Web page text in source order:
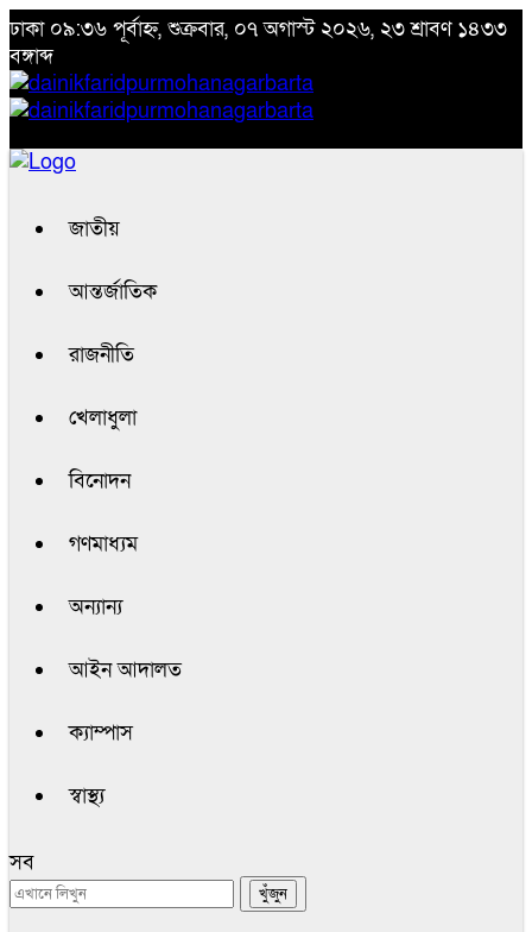
ঢাকা ০৯:৩৬ পূর্বাহ্ন, শুক্রবার, ০৭ অগাস্ট ২০২৬, ২৩ শ্রাবণ ১৪৩৩
বঙ্গাব্দ
জাতীয়
আন্তর্জাতিক
রাজনীতি
খেলাধুলা
বিনোদন
গণমাধ্যম
অন্যান্য
আইন আদালত
ক্যাম্পাস
স্বাস্থ্য
সব